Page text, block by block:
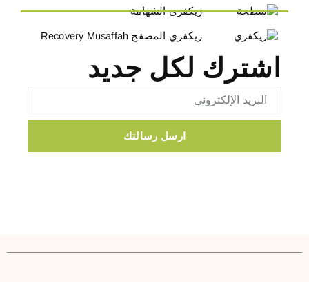
ريكفري الشهامة
ريكفري المصفح Recovery Musaffah
اشترك لكل جديد
ارسل رسالتك